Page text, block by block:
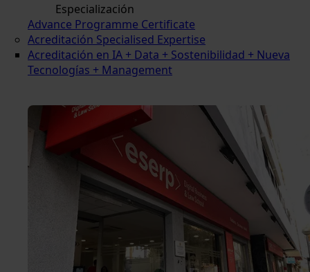
Especialización
Advance Programme Certificate
Acreditación Specialised Expertise
Acreditación en IA + Data + Sostenibilidad + Nueva
Tecnologías + Management